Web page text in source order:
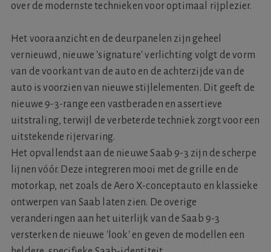
over de modernste technieken voor optimaal rijplezier.
Het vooraanzicht en de deurpanelen zijn geheel
vernieuwd, nieuwe 'signature' verlichting volgt de vorm
van de voorkant van de auto en de achterzijde van de
auto is voorzien van nieuwe stijlelementen. Dit geeft de
nieuwe 9-3-range een vastberaden en assertieve
uitstraling, terwijl de verbeterde techniek zorgt voor een
uitstekende rijervaring.
Het opvallendst aan de nieuwe Saab 9-3 zijn de scherpe
lijnen vóór. Deze integreren mooi met de grille en de
motorkap, net zoals de Aero X-conceptauto en klassieke
ontwerpen van Saab laten zien. De overige
veranderingen aan het uiterlijk van de Saab 9-3
versterken de nieuwe 'look' en geven de modellen een